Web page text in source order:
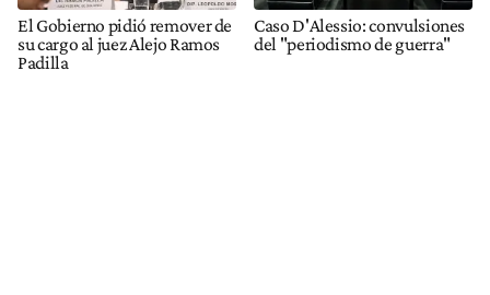
El Gobierno pidió remover de
su cargo al juez Alejo Ramos
Padilla
Caso D'Alessio: convulsiones
del "periodismo de guerra"